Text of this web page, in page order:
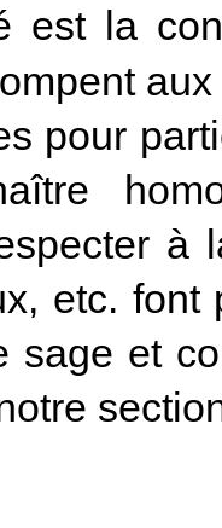
est la
pour
à
etc.
sage et